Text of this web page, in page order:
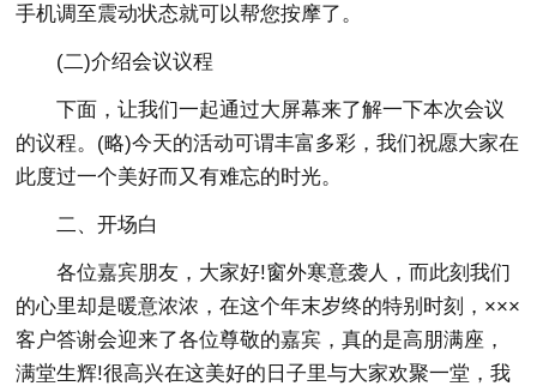
手机调至震动状态就可以帮您按摩了。
(二)介绍会议议程
下面，让我们一起通过大屏幕来了解一下本次会议
的议程。(略)今天的活动可谓丰富多彩，我们祝愿大家在
此度过一个美好而又有难忘的时光。
二、开场白
各位嘉宾朋友，大家好!窗外寒意袭人，而此刻我们
的心里却是暖意浓浓，在这个年末岁终的特别时刻，×××
客户答谢会迎来了各位尊敬的嘉宾，真的是高朋满座，
满堂生辉!很高兴在这美好的日子里与大家欢聚一堂，我